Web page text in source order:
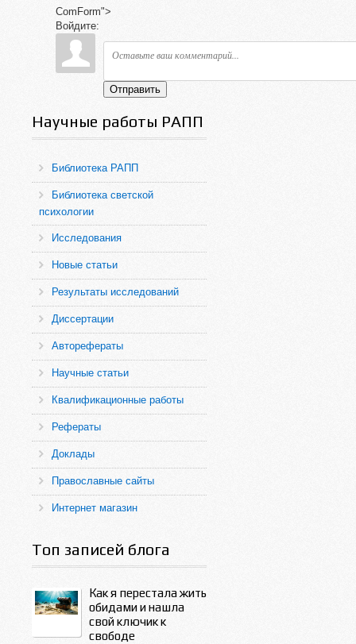
ComForm">
Войдите:
Отправить
Научные работы РАПП
Библиотека РАПП
Библиотека светской
психологии
Исследования
Новые статьи
Результаты исследований
Диссертации
Авторефераты
Научные статьи
Квалификационные работы
Рефераты
Доклады
Православные сайты
Интернет магазин
Топ записей блога
Как я перестала жить
обидами и нашла
свой ключик к
свободе